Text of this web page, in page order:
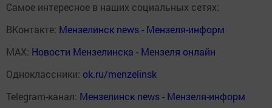
Самое интересное в наших социальных сетях:
ВКонтакте: Мензелинск news - Мензеля-информ
MAX: Новости Мензелинска - Мензеля онлайн
Одноклассники: ok.ru/menzelinsk
Telegram-канал: Мензелинск news - Мензеля-информ